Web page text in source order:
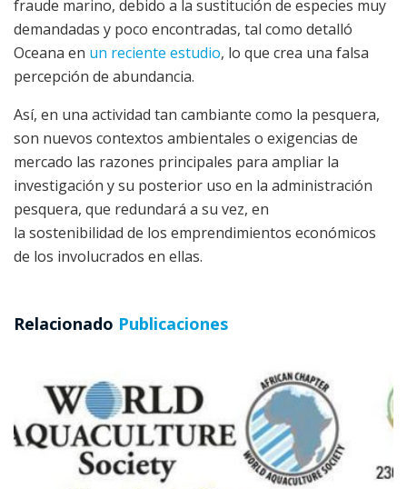
fraude marino, debido a la sustitución de especies muy
demandadas y poco encontradas, tal como detalló
Oceana en un reciente estudio, lo que crea una falsa
percepción de abundancia.
Así, en una actividad tan cambiante como la pesquera,
son nuevos contextos ambientales o exigencias de
mercado las razones principales para ampliar la
investigación y su posterior uso en la administración
pesquera, que redundará a su vez, en
la sostenibilidad de los emprendimientos económicos
de los involucrados en ellas.
Relacionado Publicaciones